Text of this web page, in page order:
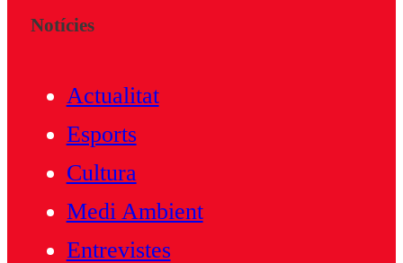
Notícies
Actualitat
Esports
Cultura
Medi Ambient
Entrevistes